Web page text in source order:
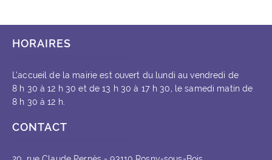
HORAIRES
L’accueil de la mairie est ouvert du lundi au vendredi de
8 h 30 à 12 h 30 et de 13 h 30 à 17 h 30, le samedi matin de
8 h 30 à 12 h.
CONTACT